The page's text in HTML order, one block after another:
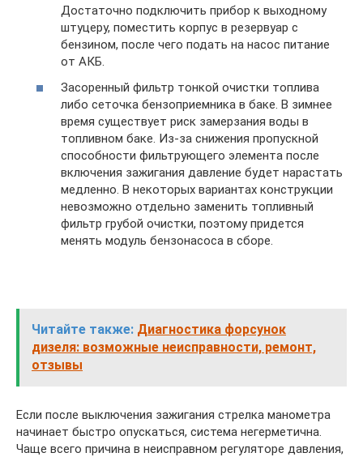
Достаточно подключить прибор к выходному
штуцеру, поместить корпус в резервуар с
бензином, после чего подать на насос питание
от АКБ.
Засоренный фильтр тонкой очистки топлива
либо сеточка бензоприемника в баке. В зимнее
время существует риск замерзания воды в
топливном баке. Из-за снижения пропускной
способности фильтрующего элемента после
включения зажигания давление будет нарастать
медленно. В некоторых вариантах конструкции
невозможно отдельно заменить топливный
фильтр грубой очистки, поэтому придется
менять модуль бензонасоса в сборе.
Читайте также: Диагностика форсунок
дизеля: возможные неисправности, ремонт,
отзывы
Если после выключения зажигания стрелка манометра
начинает быстро опускаться, система негерметична.
Чаще всего причина в неисправном регуляторе давления,